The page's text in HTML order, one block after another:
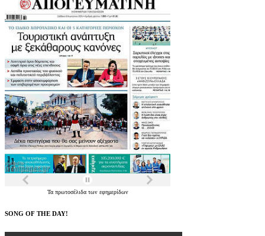
Τα πρωτοσέλιδα των εφημερίδων
SONG OF THE DAY!